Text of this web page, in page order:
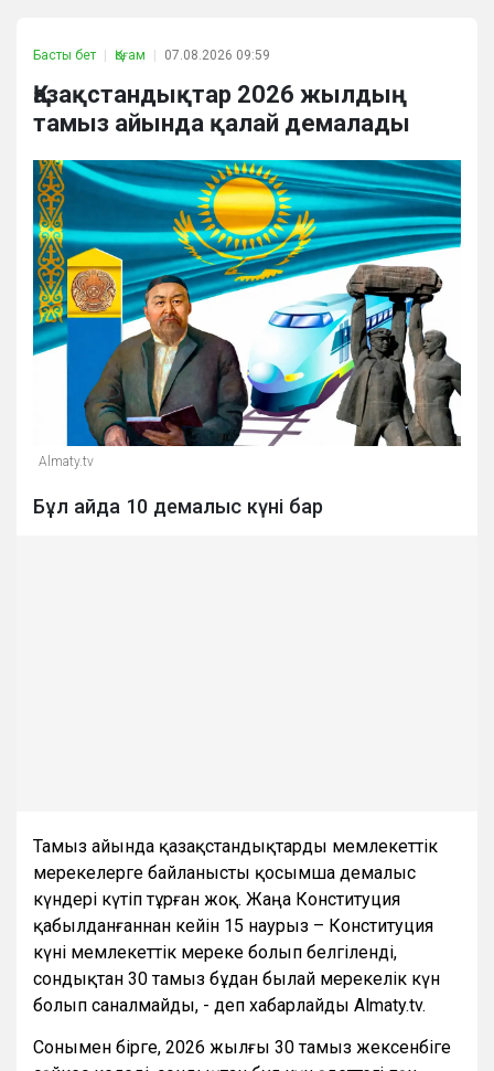
Басты бет Қоғам 07.08.2026 09:59
Қазақстандықтар 2026 жылдың
тамыз айында қалай демалады
Almaty.tv
Бұл айда 10 демалыс күні бар
Тамыз айында қазақстандықтарды мемлекеттік
мерекелерге байланысты қосымша демалыс
күндері күтіп тұрған жоқ. Жаңа Конституция
қабылданғаннан кейін 15 наурыз – Конституция
күні мемлекеттік мереке болып белгіленді,
сондықтан 30 тамыз бұдан былай мерекелік күн
болып саналмайды, - деп хабарлайды Almaty.tv.
Сонымен бірге, 2026 жылғы 30 тамыз жексенбіге